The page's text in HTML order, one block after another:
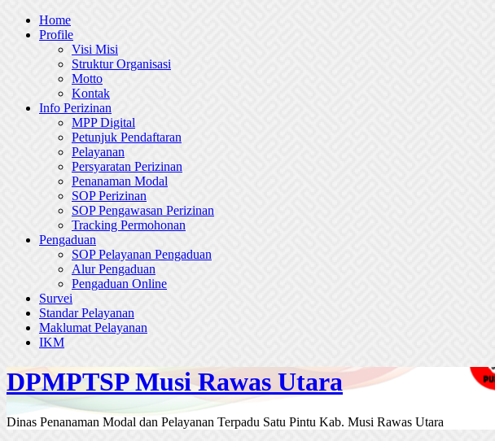
Skip
Home
Profile
Visi Misi
Struktur Organisasi
Motto
Kontak
Info Perizinan
MPP Digital
Petunjuk Pendaftaran
Pelayanan
Persyaratan Perizinan
Penanaman Modal
SOP Perizinan
SOP Pengawasan Perizinan
Tracking Permohonan
Pengaduan
SOP Pelayanan Pengaduan
Alur Pengaduan
Pengaduan Online
Survei
Standar Pelayanan
Maklumat Pelayanan
IKM
DPMPTSP Musi Rawas Utara
Dinas Penanaman Modal dan Pelayanan Terpadu Satu Pintu Kab. Musi Rawas Utara